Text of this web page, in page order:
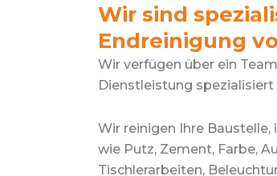
Wir sind
Endreinigung
Wir verfügen über ein
Dienstleistung spezialisiert
Wir reinigen Ihre
wie Putz, Zement, Farbe,
Tischlerarbeiten,